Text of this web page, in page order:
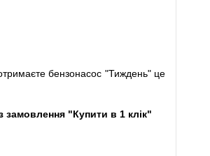
бензонасос "Тиждень" це
замовлення "Купити в 1 клік"